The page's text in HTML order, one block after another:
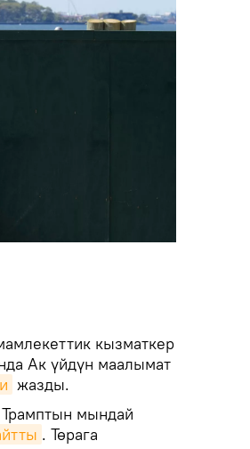
кызматкер
Ак үйдүн маалымат
жазды.
мындай
. Төрага